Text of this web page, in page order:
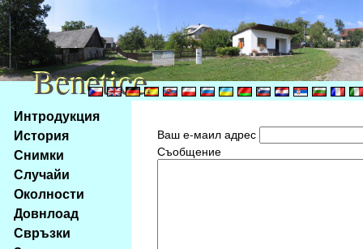
Na
obsah
stránky
Klávesové
zkratky
tomto
webu
Интродукция
История
Снимки
Случайи
Околности
Довнлоад
Свръзки
Ваш е-маил адрес
Съобщение
Benetice
Benetice